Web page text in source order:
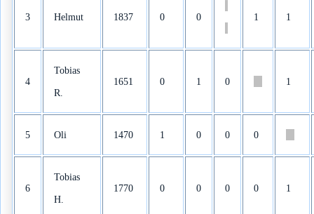
3 Helmut 1837 0 0 1 1
4
Tobias
R.
1651 0 1 0 1
5 Oli 1470 1 0 0 0
6
Tobias
H.
1770 0 0 0 0 1